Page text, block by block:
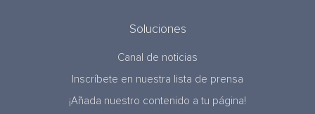
Soluciones
Canal de noticias
Inscríbete en nuestra lista de prensa
¡Añada nuestro contenido a tu página!